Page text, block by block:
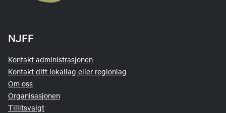
NJFF
Kontakt administrasjonen
Kontakt ditt lokallag eller regionlag
Om oss
Organisasjonen
Tillitsvalgt